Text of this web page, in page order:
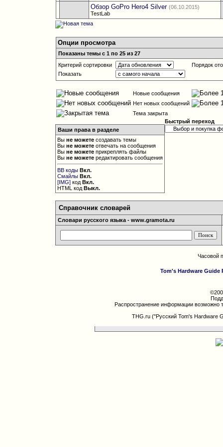
Обзор GoPro Hero4 Silver (06.10.2015)
TestLab
Опции просмотра
Показаны темы с 1 по 25 из 27
Критерий сортировки
Порядок
Показать
Новые сообщения
Нет новых сообщений
Тема закрыта
Ваши права в разделе
Выне можете создавать темы
Выне можете отвечать на сообщения
Выне можете прикреплять файлы
Выне можете редактировать сообщения
BB коды Вкл.
Смайлы Вкл.
[IMG] кодВкл.
HTML кодВыкл.
Быстрый переход
Справочник словарей
Словари русского языка - www.gramota.ru
Часовой
Tom's Hardware Guide
Распространение информации возможно
THG.ru ("Русский Tom's Hardware